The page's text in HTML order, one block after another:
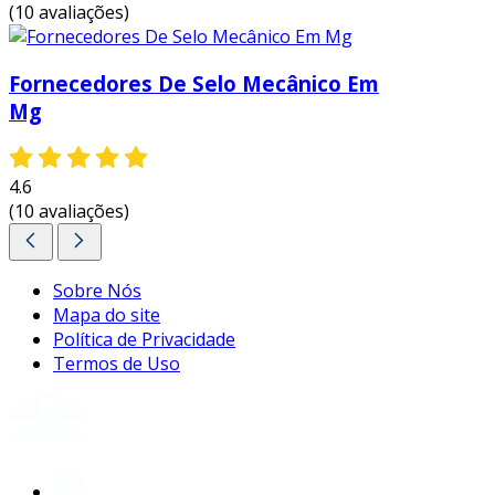
gerais se torna uma solução estratégica para
empresas que buscam otimizar seus processos.
bhs bombas
, com sua expertise e variedade
de produtos, é um parceiro confiável para
atender a essas demandas, garantindo a
qualidade e a performance necessárias para o
sucesso operacional.
(10 avaliações)
Fornecedores De Selo Mecânico Em
Mg
4.6
(10 avaliações)
Sobre Nós
Mapa do site
Política de Privacidade
Termos de Uso